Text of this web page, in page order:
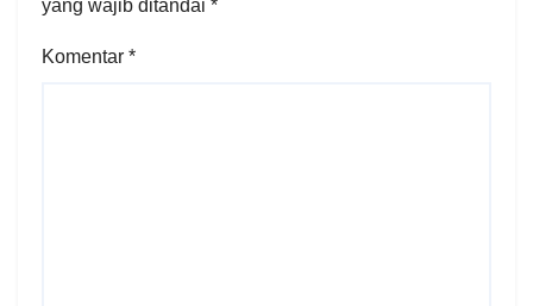
yang wajib ditandai *
Komentar *